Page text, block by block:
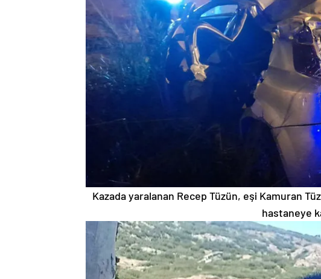
Kazada yaralanan Recep Tüzün, eşi Kamuran
hastaneye